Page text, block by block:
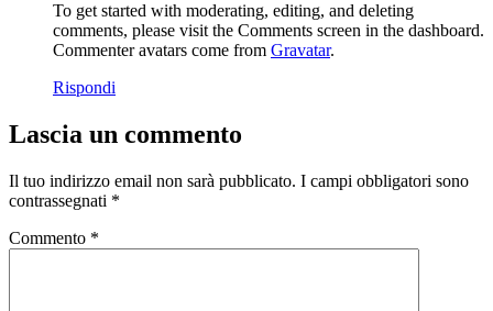
To get started with moderating, editing, and deleting
comments, please visit the Comments screen in the dashboard.
Commenter avatars come from Gravatar.
Rispondi
Lascia un commento
Il tuo indirizzo email non sarà pubblicato. I campi obbligatori sono
contrassegnati *
Commento *